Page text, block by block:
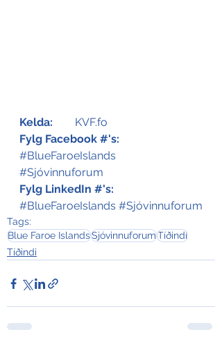
Kelda:
KVF.fo
Fylg Facebook #'s:
#BlueFaroeIslands
#Sjóvinnuforum
Fylg LinkedIn #'s:
#BlueFaroeIslands #Sjóvinnuforum
Tags:
Blue Faroe IslandsSjóvinnuforumTíðindi
Tíðindi